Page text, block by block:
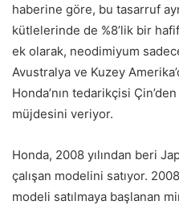
haberine göre, bu tasarruf
kütlelerinde de %8’lik bir
ek olarak, neodimiyum
Avustralya ve Kuzey
Honda’nın tedarikçisi
müjdesini veriyor.
Honda, 2008 yılından beri
çalışan modelini satıyor.
modeli satılmaya başlanan